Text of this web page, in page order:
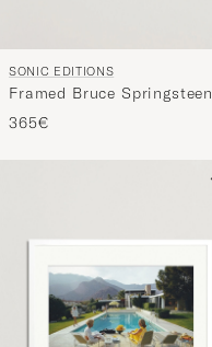
SONIC EDITIONS
Framed Bruce Springsteen
on Sunset Strip
365€